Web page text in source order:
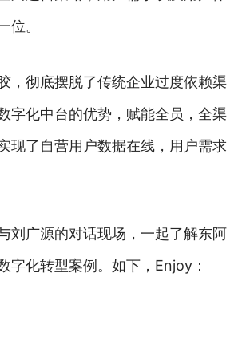
位。
，彻底摆脱了传统企业过度依赖渠
字化中台的优势，赋能全员，全渠
现了自营用户数据在线，用户需求
刘广源的对话现场，一起了解东阿
字化转型案例。如下，Enjoy：